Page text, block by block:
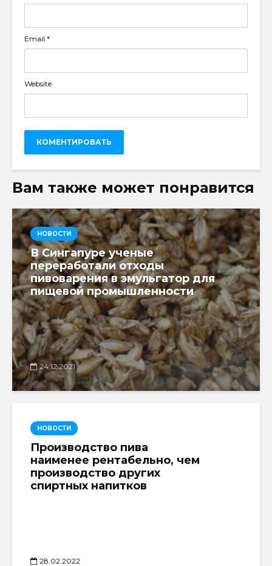
Email *
Website
Вам также может понравится
НОВОСТИ
В Сингапуре ученые
переработали отходы
пивоварения в эмульгатор для
пищевой промышленности
24.12.2021
НОВОСТИ
Производство пива
наименее рентабельно, чем
производство других
спиртных напитков
28.02.2022